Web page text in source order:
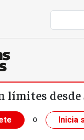
límites desde
o Inicia